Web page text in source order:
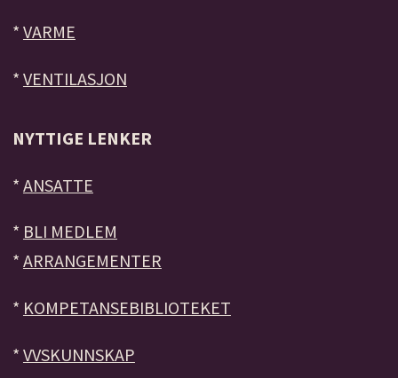
* VARME
* VENTILASJON
NYTTIGE LENKER
* ANSATTE
* BLI MEDLEM
* ARRANGEMENTER
* KOMPETANSEBIBLIOTEKET
* VVSKUNNSKAP